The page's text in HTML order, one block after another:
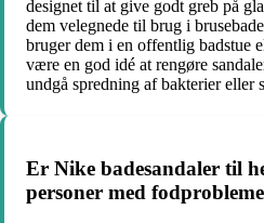
designet til at give godt greb på
dem velegnede til brug i
bruger dem i en offentlig badstue
være en god idé at rengøre
undgå spredning af bakterier eller
Er Nike badesandaler til
personer med